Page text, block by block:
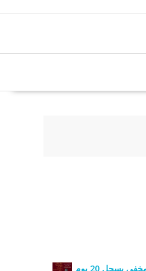
افضل جهاز تسجيل صوت مخفي يسجل 20 يوم